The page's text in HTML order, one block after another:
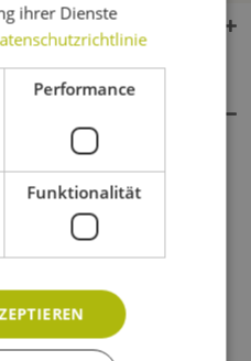
ihrer Dienste
Performance
Funktionalität